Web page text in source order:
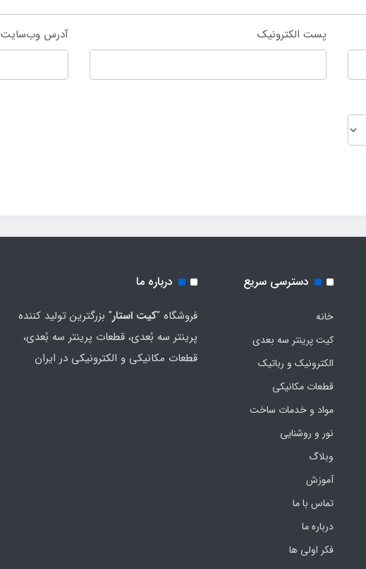
پست الکترونیک آدرس وب‌سایت
دسترسی سریع
خانه
کیت پرینتر سه بعدی
الکترونیک و رباتیک
قطعات مکانیکی
مواد و خدمات ساخت
نور و روشنایی
وبلاگ
آموزش
تماس با ما
درباره ما
فکر اولی ها
درباره ما
فروشگاه "کیت استار" بزرگترین تولید کننده
پرینتر سه بُعدی، قطعات پرینتر سه بُعدی،
قطعات مکانیکی و الکترونیکی در ایران